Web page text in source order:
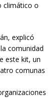
climático o
explicó
comunidad
este kit, un
comunas